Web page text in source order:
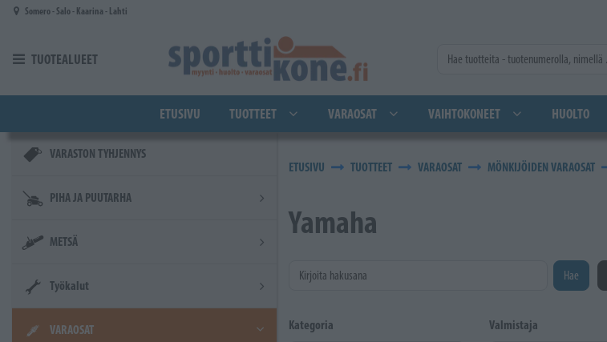
Siirry pääsisältöön
Somero - Salo - Kaarina - Lahti
TUOTEALUEET
ETUSIVU TUOTTEET VARAOSAT VAIHTOKONEET HUOLTO
VARASTON TYHJENNYS
PIHA JA PUUTARHA
METSÄ
Työkalut
VARAOSAT
ETUSIVU TUOTTEET VARAOSAT MÖNKIJÖIDEN VARAOSAT
Yamaha
Kirjoita hakusana Hae
Kategoria Valmistaja